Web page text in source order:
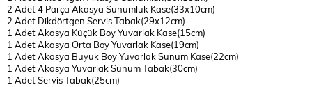
2 Adet 4 Parça Akasya Sunumluk Kase(33x10cm)
2 Adet Dikdörtgen Servis Tabak(29x12cm)
1 Adet Akasya Küçük Boy Yuvarlak Kase(15cm)
1 Adet Akasya Orta Boy Yuvarlak Kase(19cm)
1 Adet Akasya Büyük Boy Yuvarlak Sunum Kase(22cm)
1 Adet Akasya Yuvarlak Sunum Tabak(30cm)
1 Adet Servis Tabak(25cm)